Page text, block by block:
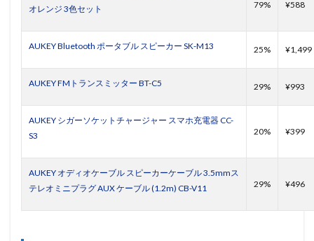
オレンジ 3色セット
79% ¥588
AUKEY Bluetooth ポータブル スピーカー SK-M13 25% ¥1,499
AUKEY FMトランスミッター BT-C5 29% ¥993
AUKEY シガーソケットチャージャー スマホ充電器 CC-
S3
20% ¥399
AUKEY オディオケーブル スピーカーケーブル 3.5mmス
テレオミニプラグ AUX ケーブル (1.2m) CB-V11
29% ¥496